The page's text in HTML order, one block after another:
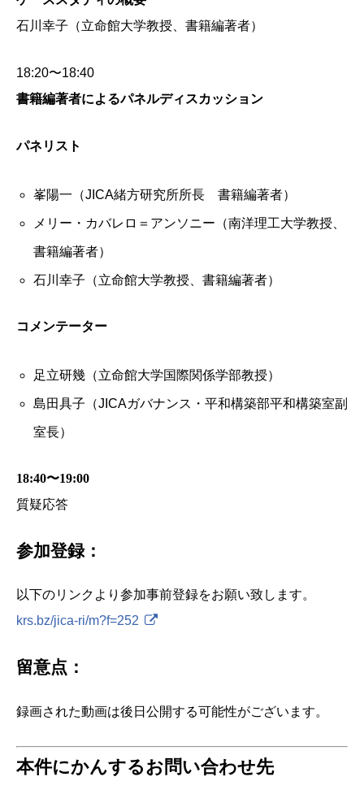
石川幸子（立命館大学教授、書籍編著者）
18:20〜18:40
書籍編著者によるパネルディスカッション
パネリスト
峯陽一（JICA緒方研究所所長 書籍編著者）
メリー・カバレロ＝アンソニー（南洋理工大学教授、
書籍編著者）
石川幸子（立命館大学教授、書籍編著者）
コメンテーター
足立研幾（立命館大学国際関係学部教授）
島田具子（JICAガバナンス・平和構築部平和構築室副
室長）
18:40〜19:00
質疑応答
参加登録：
以下のリンクより参加事前登録をお願い致します。
krs.bz/jica-ri/m?f=252
留意点：
録画された動画は後日公開する可能性がございます。
本件にかんするお問い合わせ先